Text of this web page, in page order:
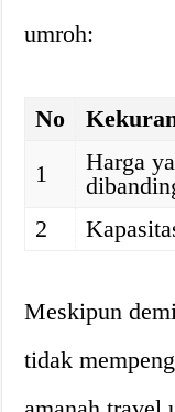
umroh:
No
1
Harga
2
Meskipun
tidak